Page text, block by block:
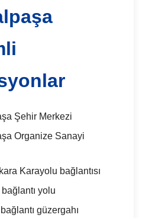
Şehir Merkezi
Organize Sanayi
Karayolu bağlantısı
yolu
güzergahı